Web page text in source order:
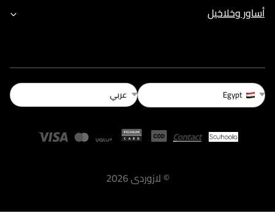
أساور وخلاخيل
Egypt عربي
© لازوردى2026